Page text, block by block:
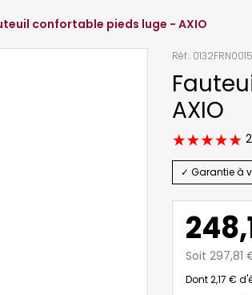
confortable pieds luge - AXIO
Réf.: 0132FRN0015
AXIO
✓ Garantie à
Soit 297,81
Dont 2,17 €